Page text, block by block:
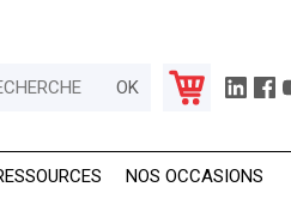
NOS OCCASIONS